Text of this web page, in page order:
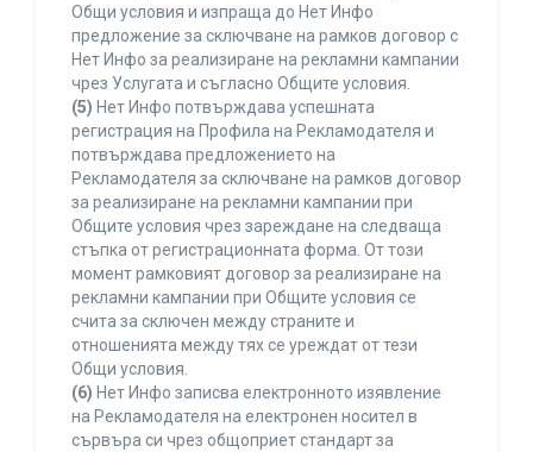
Общи условия и изпраща до Нет Инфо
предложение за сключване на рамков договор с
Нет Инфо за реализиране на рекламни кампании
чрез Услугата и съгласно Общите условия.
(5) Нет Инфо потвърждава успешната
регистрация на Профила на Рекламодателя и
потвърждава предложението на
Рекламодателя за сключване на рамков договор
за реализиране на рекламни кампании при
Общите условия чрез зареждане на следваща
стъпка от регистрационната форма. От този
момент рамковият договор за реализиране на
рекламни кампании при Общите условия се
счита за сключен между страните и
отношенията между тях се уреждат от тези
Общи условия.
(6) Нет Инфо записва електронното изявление
на Рекламодателя на електронен носител в
сървъра си чрез общоприет стандарт за